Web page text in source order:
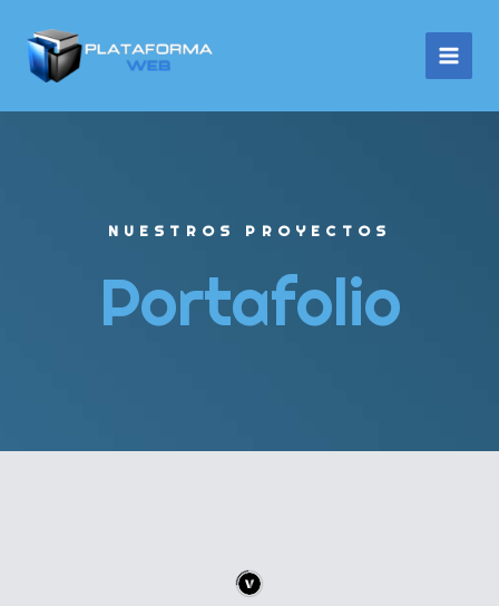
contenido
NUESTROS PROYECTOS
Portafolio